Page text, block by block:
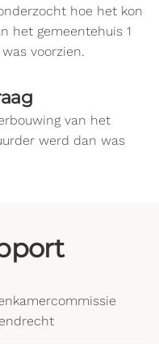
hoe het kon
het gemeentehuis 1
voorzien.
van het
werd dan was